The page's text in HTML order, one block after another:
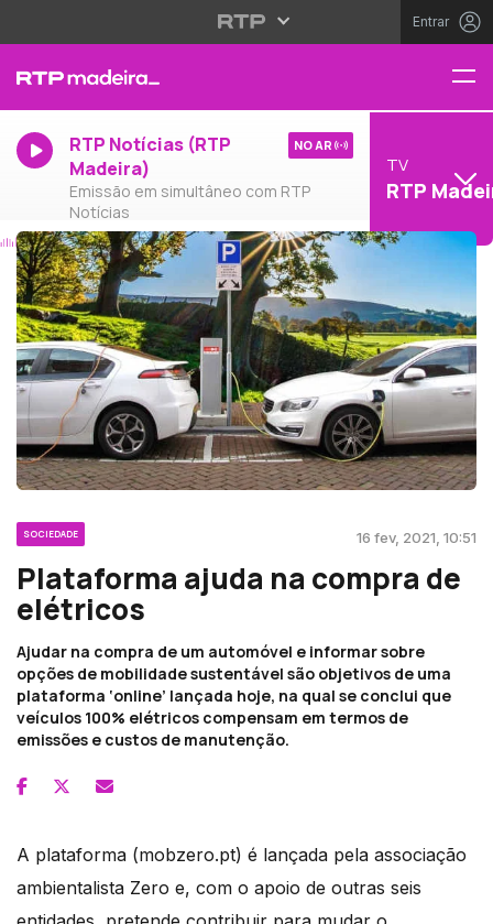
Entrar
RTP Notícias (RTP
Madeira)
Emissão em simultâneo com RTP
Notícias
NO AR
TV
RTP
SOCIEDADE 16 fev, 2021, 10:51
Plataforma ajuda na compra de
elétricos
Ajudar na compra de um automóvel e informar sobre
opções de mobilidade sustentável são objetivos de uma
plataforma ‘online’ lançada hoje, na qual se conclui que
veículos 100% elétricos compensam em termos de
emissões e custos de manutenção.
A plataforma (mobzero.pt) é lançada pela associação
ambientalista Zero e, com o apoio de outras seis